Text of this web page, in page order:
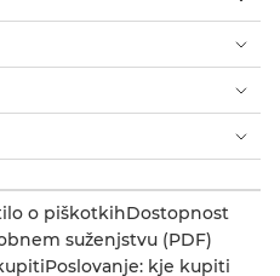
o piškotkihDostopnost
suženjstvu (PDF)
Poslovanje: kje kupiti